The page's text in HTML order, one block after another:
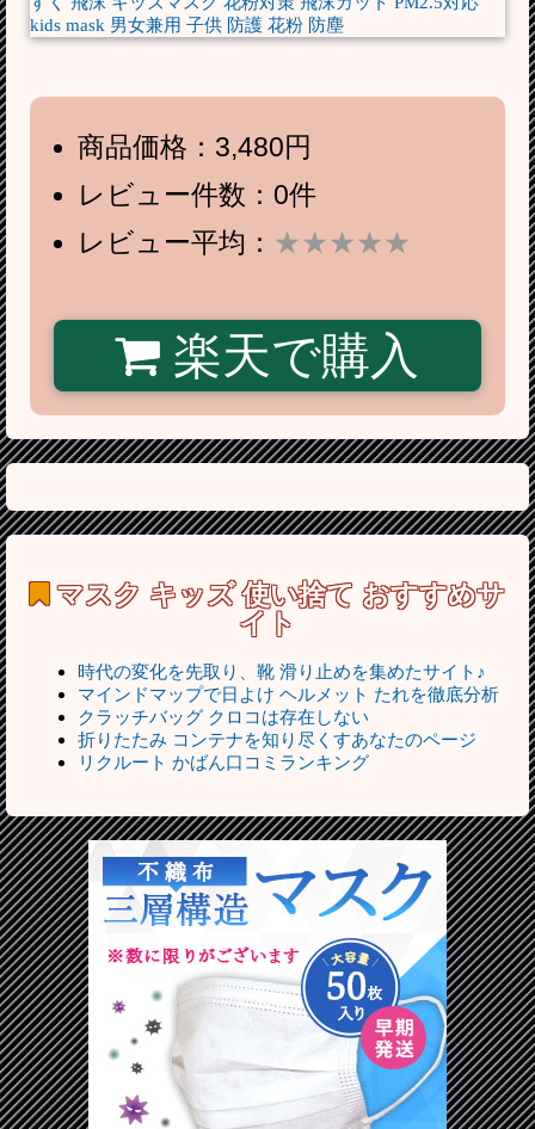
商品価格：3,480円
レビュー件数：0件
レビュー平均： ★★★★★
楽天で購入
マスク キッズ 使い捨て おすすめサ
イト
時代の変化を先取り、靴 滑り止めを集めたサイト♪
マインドマップで日よけ ヘルメット たれを徹底分析
クラッチバッグ クロコは存在しない
折りたたみ コンテナを知り尽くすあなたのページ
リクルート かばん口コミランキング